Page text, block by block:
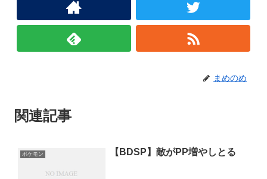
まめのめ
関連記事
ポケモン 【BDSP】敵がPP増やしとる